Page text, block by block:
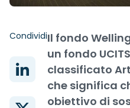
CondividiIl fondo
un fondo
classificato
che significa
obiettivo di